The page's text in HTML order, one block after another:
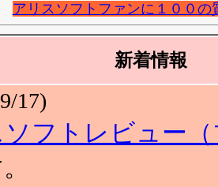
アリスソフトファンに１００の
新着情報
17)
フトレビュー